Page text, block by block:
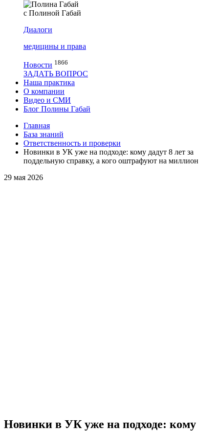
с Полиной Габай
Диалоги
медицины и права
Новости 1866
ЗАДАТЬ ВОПРОС
Наша практика
О компании
Видео и СМИ
Блог Полины Габай
Главная
База знаний
Ответственность и проверки
Новинки в УК уже на подходе: кому дадут 8 лет за
поддельную справку, а кого оштрафуют на миллион
29 мая 2026
Новинки в УК уже на подходе: кому